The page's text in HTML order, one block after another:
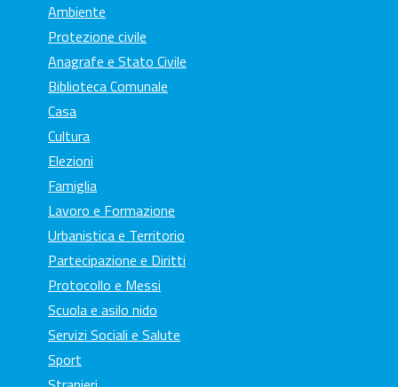
Ambiente
Protezione civile
Anagrafe e Stato Civile
Biblioteca Comunale
Casa
Cultura
Elezioni
Famiglia
Lavoro e Formazione
Urbanistica e Territorio
Partecipazione e Diritti
Protocollo e Messi
Scuola e asilo nido
Servizi Sociali e Salute
Sport